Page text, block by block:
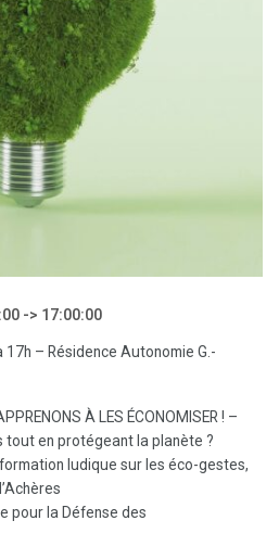
-> 17:00:00
– Résidence Autonomie G.-
À LES ÉCONOMISER ! –
tout en protégeant la planète ?
ludique sur les éco-gestes,
pour la Défense des